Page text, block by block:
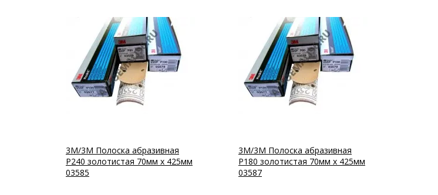
3M/3М Полоска абразивная
P240 золотистая 70мм x 425мм
03585
3M/3М Полоска абразивная
P180 золотистая 70мм x 425мм
03587